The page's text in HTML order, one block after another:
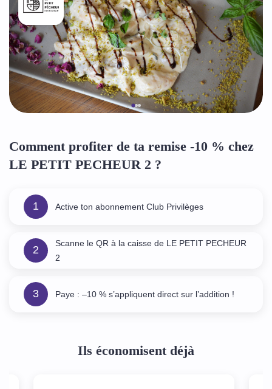
Comment profiter de ta remise -10 % chez
LE PETIT PECHEUR 2 ?
1 Active ton abonnement Club Privilèges
2
Scanne le QR à la caisse de LE PETIT PECHEUR
2
3 Paye : –10 % s’appliquent direct sur l’addition !
Ils économisent déjà